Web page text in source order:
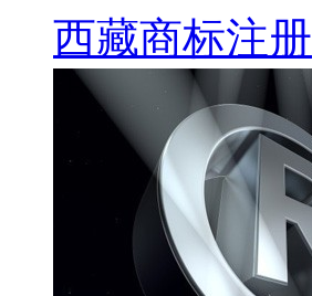
西藏商标注册